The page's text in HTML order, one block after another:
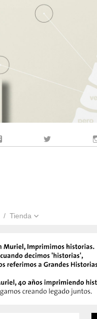
Tienda